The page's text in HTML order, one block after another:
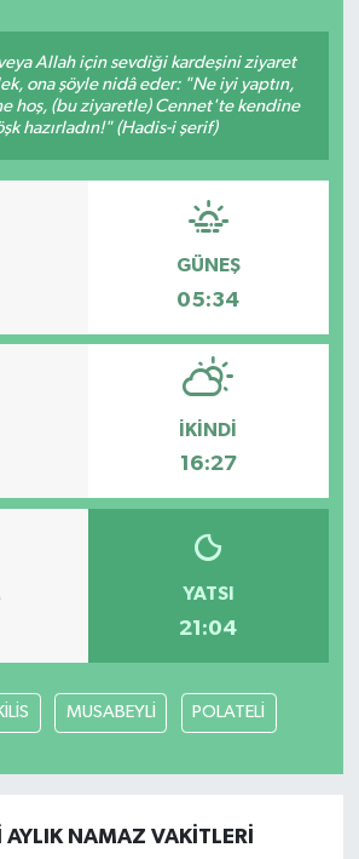
Allah için sevdiği kardeşini ziyaret
ona şöyle nidâ eder: "Ne iyi yaptın,
hoş, (bu ziyaretle) Cennet'te kendine
hazırladın!" (Hadis-i şerif)
GÜNEŞ
05:34
İKINDI
16:27
YATSI
21:04
MUSABEYLİ POLATELİ
AYLIK NAMAZ VAKITLERI